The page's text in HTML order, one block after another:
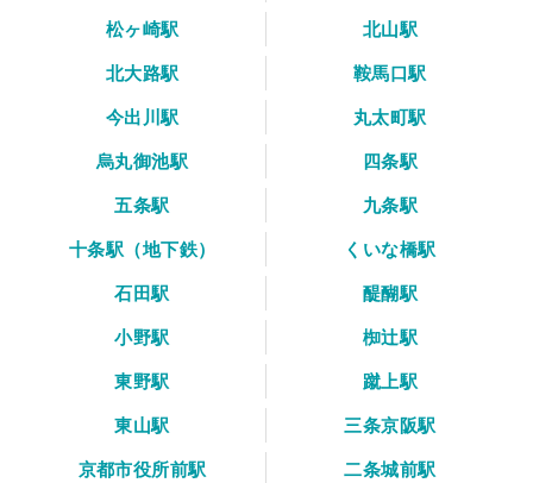
松ヶ崎駅
北山駅
北大路駅
鞍馬口駅
今出川駅
丸太町駅
烏丸御池駅
四条駅
五条駅
九条駅
十条駅（地下鉄）
くいな橋駅
石田駅
醍醐駅
小野駅
椥辻駅
東野駅
蹴上駅
東山駅
三条京阪駅
京都市役所前駅
二条城前駅